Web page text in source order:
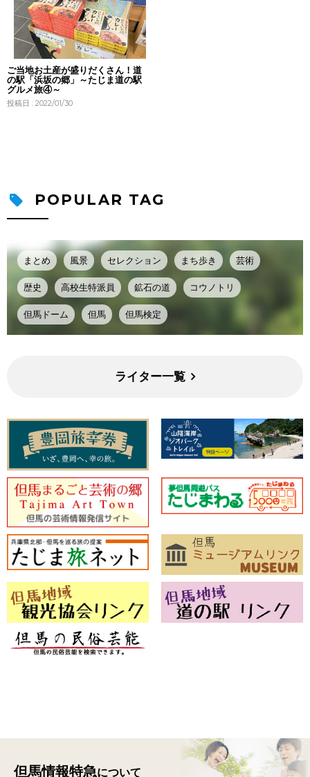
ご当地お土産が盛りだくさん！道
の駅「浜坂の郷」～たじま道の駅
グルメ旅④～
投稿日 : 2022/01/30
POPULAR TAG
まとめ 風景 セレクション まち歩き 芸術
歴史 高校生特派員 鉱石の道 コウノトリ
但馬ドーム 但馬 但馬検定
ライター一覧
但馬情報特急について